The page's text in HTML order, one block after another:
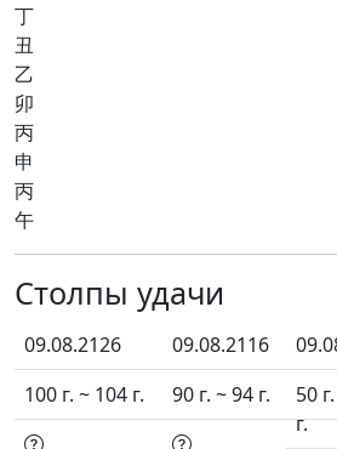
丁
丑
乙
卯
丙
申
丙
午
Столпы удачи
09.08.2126 09.08.2116
100 г. ~ 104 г.
90 г. ~ 94 г.
50
г.